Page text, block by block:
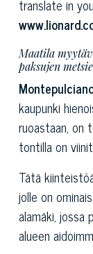
translate in
Maatila
paksujen
kaupunki
ruoastaan, on
tontilla on
Tätä
jolle on
alamäki,
alueen